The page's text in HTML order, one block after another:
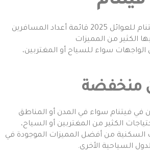
تتصدر السياحة في فيتنام للعوائل 2025 قائمة أعداد المسافرين
الكثير من المميزات
سواء للسياح أو المغتربين،
منخفضة
فيتنام سواء في المدن أو المناطق
الكثير من المغتربين أو السياح،
السكنية من أفضل المميزات الموجودة في
السياحية الأخرى.